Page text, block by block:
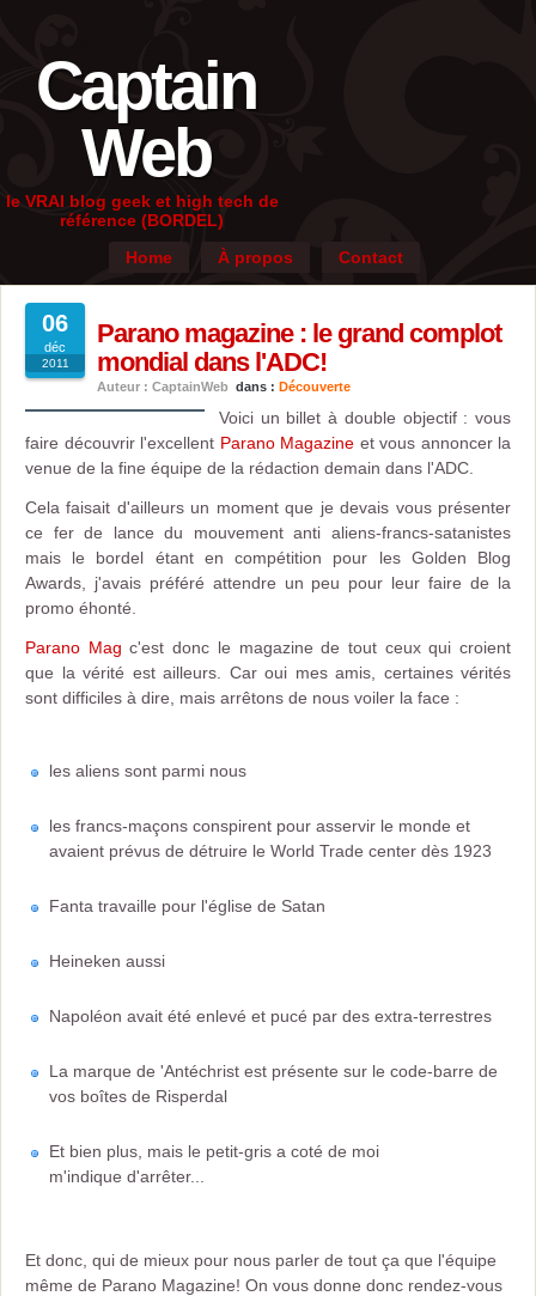
Captain
Web
le VRAI blog geek et high tech de
référence (BORDEL)
Home
À propos Contact
06
déc
2011
Parano magazine : le grand complot
mondial dans l'ADC!
Auteur : CaptainWeb dans : Découverte
Voici un billet à double objectif : vous
faire découvrir l'excellent Parano Magazine et vous annoncer la
venue de la fine équipe de la rédaction demain dans l'ADC.
Cela faisait d'ailleurs un moment que je devais vous présenter
ce fer de lance du mouvement anti aliens-francs-satanistes
mais le bordel étant en compétition pour les Golden Blog
Awards, j'avais préféré attendre un peu pour leur faire de la
promo éhonté.
Parano Mag c'est donc le magazine de tout ceux qui croient
que la vérité est ailleurs. Car oui mes amis, certaines vérités
sont difficiles à dire, mais arrêtons de nous voiler la face :
les aliens sont parmi nous
les francs-maçons conspirent pour asservir le monde et
avaient prévus de détruire le World Trade center dès 1923
Fanta travaille pour l'église de Satan
Heineken aussi
Napoléon avait été enlevé et pucé par des extra-terrestres
La marque de 'Antéchrist est présente sur le code-barre de
vos boîtes de Risperdal
Et bien plus, mais le petit-gris a coté de moi
m'indique d'arrêter...
Et donc, qui de mieux pour nous parler de tout ça que l'équipe
même de Parano Magazine! On vous donne donc rendez-vous